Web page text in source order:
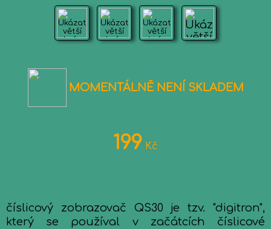
MOMENTÁLNĚ NENÍ SKLADEM
199 Kč
číslicový zobrazovač QS30 je tzv. "digitron",
který se používal v začátcích číslicové